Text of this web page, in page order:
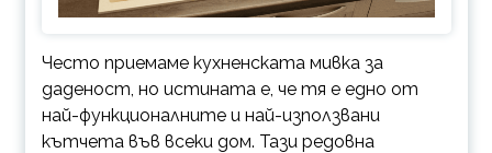
Често приемаме кухненската мивка за
даденост, но истината е, че тя е едно от
най-функционалните и най-използвани
кътчета във всеки дом. Тази редовна